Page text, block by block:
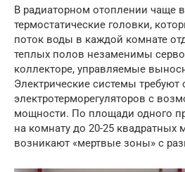
В радиаторном отоплении чаще
термостатические головки,
поток воды в каждой комнате
теплых полов незаменимы
коллекторе, управляемые
Электрические системы требуют
электротерморегуляторов с
мощности. По площади одного
на комнату до 20-25 квадратных
возникают «мертвые зоны» с